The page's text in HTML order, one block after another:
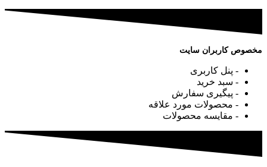
مخصوص کاربران سایت
- پنل کاربری
- سبد خرید
- پیگیری سفارش
- محصولات مورد علاقه
- مقایسه محصولات